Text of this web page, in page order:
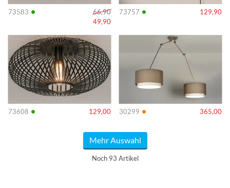
73583 •
66,90
49,90
73757 • 129,90
73608 • 129,00
Info
30299 • 365,00
Info
Mehr Auswahl
Noch 93 Artikel